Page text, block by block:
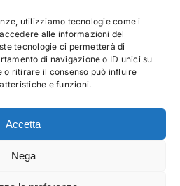
utilizziamo tecnologie come i
alle informazioni del
tecnologie ci permetterà di
di navigazione o ID unici su
o ritirare il consenso può influire
e funzioni.
Accetta
Nega
una consulenza
e promozioni. Per dettagli,
privacy